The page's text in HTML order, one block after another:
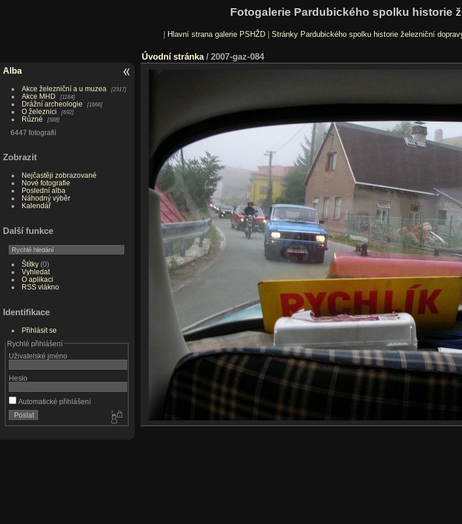
Fotogalerie Pardubického spolku historie
Hlavní strana galerie PSHŽD| Stránky Pardubického spolku historie železniční
Alba
Akce železniční a u muzea 2317
Akce MHD 1184
Drážní archeologie 1666
O železnici 692
Různé 588
6447 fotografií
Zobrazit
Nejčastěji zobrazované
Nové fotografie
Poslední alba
Náhodný výběr
Kalendář
Další funkce
Štítky(0)
Vyhledat
O aplikaci
RSS vlákno
Identifikace
Přihlásit se
Rychlé přihlášení
Uživatelské jméno
Heslo
Automatické přihlášení
Úvodní stránka/ 2007-gaz-084